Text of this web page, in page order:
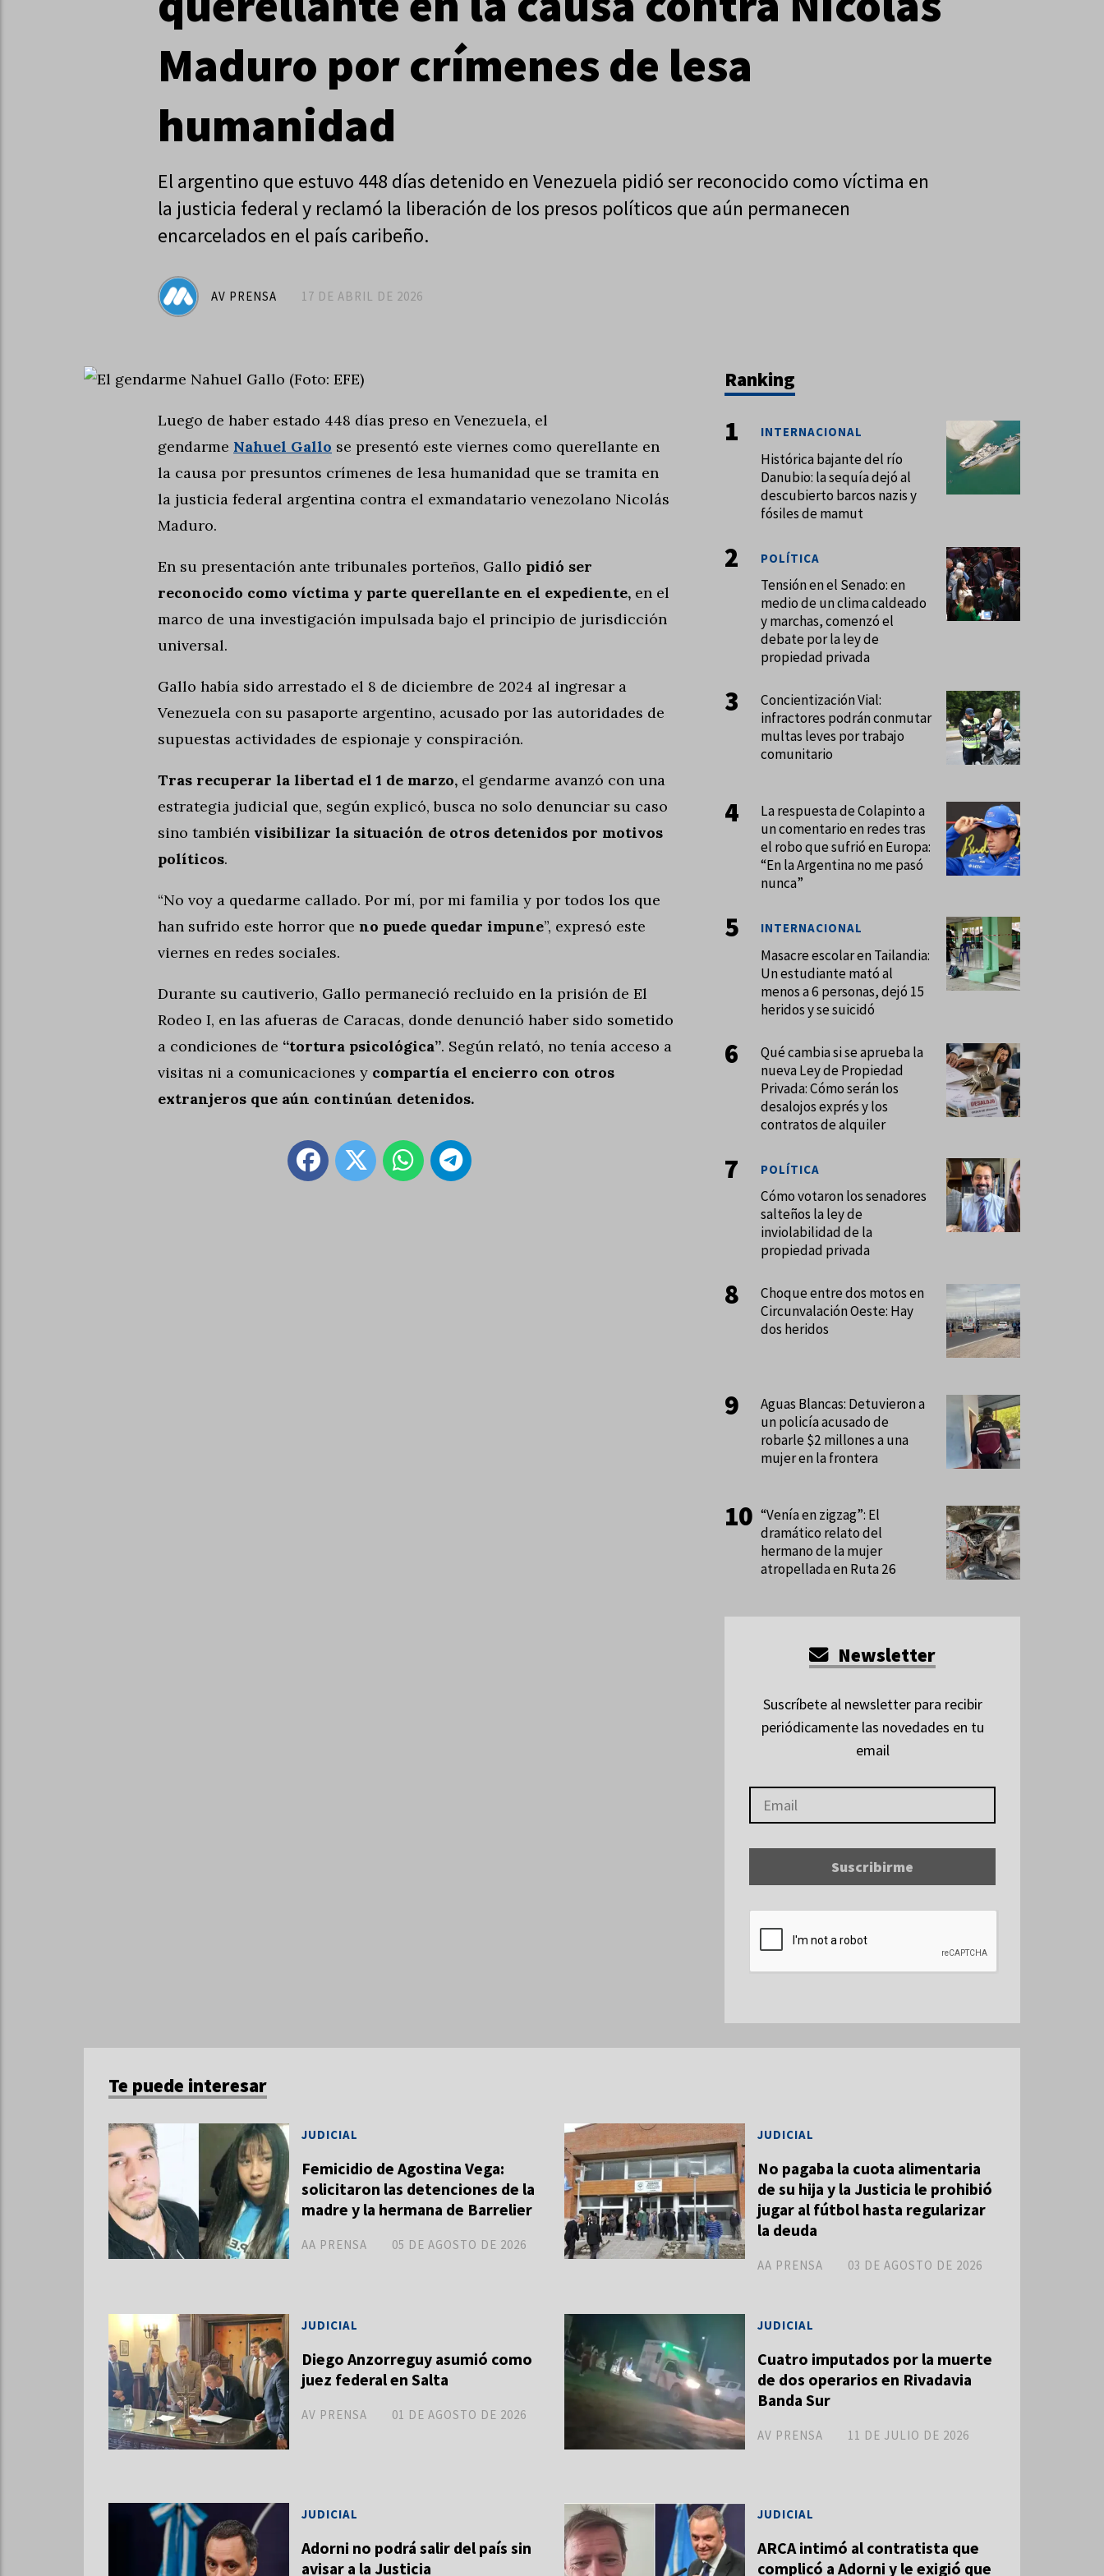
Maduro por crímenes de lesa
humanidad
El argentino que estuvo 448 días detenido en Venezuela pidió ser reconocido como víctima en
la justicia federal y reclamó la liberación de los presos políticos que aún permanecen
encarcelados en el país caribeño.
17 DE ABRIL DE 2026
AV PRENSA
Luego de haber estado 448 días preso en Venezuela, el
gendarme Nahuel Gallo se presentó este viernes como querellante en
la causa por presuntos crímenes de lesa humanidad que se tramita en
la justicia federal argentina contra el exmandatario venezolano Nicolás
Maduro.
En su presentación ante tribunales porteños, Gallo pidió ser
reconocido como víctima y parte querellante en el expediente, en el
marco de una investigación impulsada bajo el principio de jurisdicción
universal.
Gallo había sido arrestado el 8 de diciembre de 2024 al ingresar a
Venezuela con su pasaporte argentino, acusado por las autoridades de
supuestas actividades de espionaje y conspiración.
Tras recuperar la libertad el 1 de marzo, el gendarme avanzó con una
estrategia judicial que, según explicó, busca no solo denunciar su caso
sino también visibilizar la situación de otros detenidos por motivos
políticos.
“No voy a quedarme callado. Por mí, por mi familia y por todos los que
han sufrido este horror que no puede quedar impune”, expresó este
viernes en redes sociales.
Durante su cautiverio, Gallo permaneció recluido en la prisión de El
Rodeo I, en las afueras de Caracas, donde denunció haber sido sometido
a condiciones de “tortura psicológica”. Según relató, no tenía acceso a
visitas ni a comunicaciones y compartía el encierro con otros
extranjeros que aún continúan detenidos.
Te puede interesar
Femicidio de Agostina Vega:
solicitaron las detenciones de la
madre y la hermana de Barrelier
AA PRENSA
JUDICIAL
05 DE AGOSTO DE 2026
No pagaba la cuota alimentaria
de su hija y la Justicia le prohibió
jugar al fútbol hasta regularizar
la deuda
AA PRENSA
JUDICIAL
03 DE AGOSTO DE 2026
Diego Anzorreguy asumió como
juez federal en Salta
AV PRENSA
JUDICIAL
01 DE AGOSTO DE 2026
Cuatro imputados por la muerte
de dos operarios en Rivadavia
Banda Sur
AV PRENSA
JUDICIAL
11 DE JULIO DE 2026
Adorni no podrá salir del país sin
avisar a la Justicia
JUDICIAL
ARCA intimó al contratista que
complicó a Adorni y le exigió que
JUDICIAL
Ranking
Histórica bajante del río
Danubio: la sequía dejó al
descubierto barcos nazis y
fósiles de mamut
INTERNACIONAL
Tensión en el Senado: en
medio de un clima caldeado
y marchas, comenzó el
debate por la ley de
propiedad privada
POLÍTICA
Concientización Vial:
infractores podrán conmutar
multas leves por trabajo
comunitario
La respuesta de Colapinto a
un comentario en redes tras
el robo que sufrió en Europa:
“En la Argentina no me pasó
nunca”
Masacre escolar en Tailandia:
Un estudiante mató al
menos a 6 personas, dejó 15
heridos y se suicidó
INTERNACIONAL
Qué cambia si se aprueba la
nueva Ley de Propiedad
Privada: Cómo serán los
desalojos exprés y los
contratos de alquiler
Cómo votaron los senadores
salteños la ley de
inviolabilidad de la
propiedad privada
POLÍTICA
Choque entre dos motos en
Circunvalación Oeste: Hay
dos heridos
Aguas Blancas: Detuvieron a
un policía acusado de
robarle $2 millones a una
mujer en la frontera
“Venía en zigzag”: El
dramático relato del
hermano de la mujer
atropellada en Ruta 26
Newsletter
Suscríbete al newsletter para recibir
periódicamente las novedades en tu
email
Suscribirme